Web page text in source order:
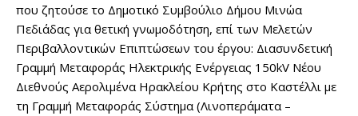
που ζητούσε το Δημοτικό Συμβούλιο Δήμου Μινώα
Πεδιάδας για θετική γνωμοδότηση, επί των Μελετών
Περιβαλλοντικών Επιπτώσεων του έργου: Διασυνδετική
Γραμμή Μεταφοράς Ηλεκτρικής Ενέργειας 150kV Νέου
Διεθνούς Αερολιμένα Ηρακλείου Κρήτης στο Καστέλλι με
τη Γραμμή Μεταφοράς Σύστημα (Λινοπεράματα –